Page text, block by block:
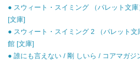
● スウィート・スイミング （パレット文
[文庫]
● スウィート・スイミング 2 （パレット
館 [文庫]
● 誰にも言えない / 剛 しいら / コアマガジ